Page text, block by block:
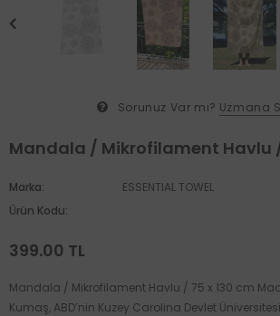
Sorunuz Var mı? Uzmana
Mandala / Mikrofilament Havlu /
Marka:
ESSENTIAL TOWEL
Ürün Kodu:
399.00 TL
Mandala / Mikrofilament Havlu / 75 x 130 cm
Kumaş, ABD’nin Kuzey Carolina Devlet